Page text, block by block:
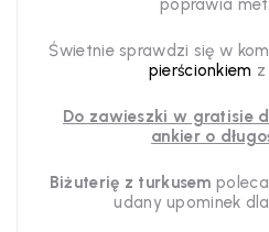
poprawia
Świetnie sprawdzi się w
pierścionkiem
Do zawieszki w gratisie
ankier o
Biżuterię z turkusem
udany upominek